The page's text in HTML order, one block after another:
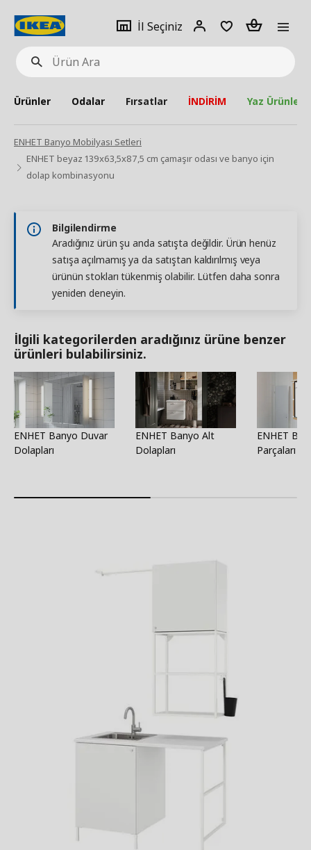
Ürün
Ara
İl Seçiniz
Giriş
Adet
Ürünler Odalar Fırsatlar İNDİRİM Yaz Ürünleri
ENHET Banyo Mobilyası Setleri
ENHET beyaz 139x63,5x87,5 cm çamaşır odası ve banyo için
dolap kombinasyonu
Bilgilendirme
Aradığınız ürün şu anda satışta değildir. Ürün henüz
satışa açılmamış ya da satıştan kaldırılmış veya
ürünün stokları tükenmiş olabilir. Lütfen daha sonra
yeniden deneyin.
İlgili kategorilerden aradığınız ürüne benzer
ürünleri bulabilirsiniz.
ENHET Banyo Duvar
Dolapları
ENHET Banyo Alt
Dolapları
ENHET
Parçaları